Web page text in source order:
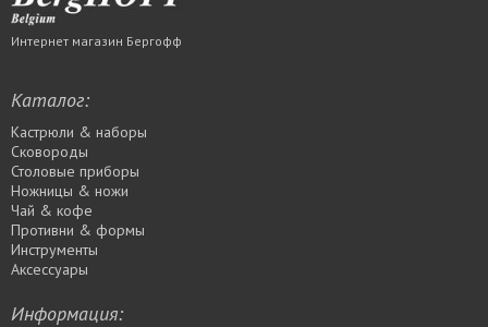
Интернет магазин Бергофф
Каталог:
Кастрюли & наборы
Сковороды
Столовые приборы
Ножницы & ножи
Чай & кофе
Противни & формы
Инструменты
Аксессуары
Информация: